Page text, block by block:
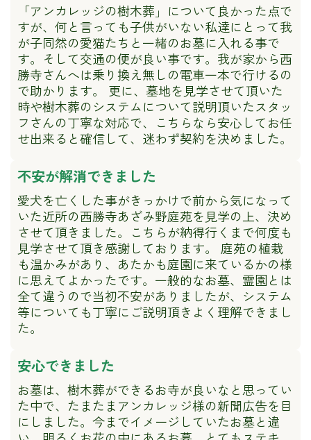
「アンカレッジの樹木葬」について良かった点で
すが、何と言っても子供がいない私達にとって我
が子同然の愛猫たちと一緒のお墓に入れる事で
す。そして交通の便が良い事です。我が家から西
勝寺さんへは乗り換え無しの電車一本で行けるの
で助かります。 更に、墓地を見学させて頂いた
時や樹木葬のシステムについて説明頂いたスタッ
フさんの丁寧な対応で、こちらなら安心してお任
せ出来ると確信して、迷わず契約を決めました。
不安が解消できました
愛犬を亡くした事がきっかけで前から気になって
いた近所の西勝寺あざみ野庭苑を見学の上、決め
させて頂きました。こちらが納得行くまで何度も
見学させて頂き感謝しております。 庭苑の植栽
も温かみがあり、あたかも庭園に来ているかの様
に思えてよかったです。一般的なお墓、霊園とは
全て違うので当初不安がありましたが、システム
等についても丁寧にご説明頂きよく理解できまし
た。
安心できました
お墓は、樹木葬ができるお寺が良いなと思ってい
た中で、たまたまアンカレッジ様の新聞広告を目
にしました。今までイメージしていたお墓と違